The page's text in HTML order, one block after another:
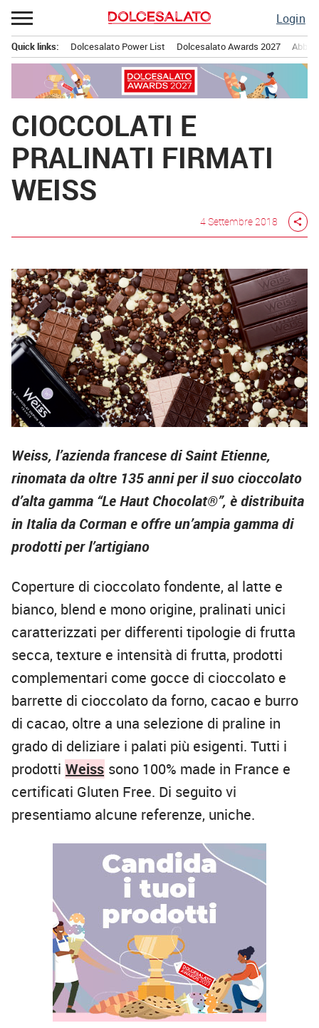
Passa
al
contenuto
Login
principale
Quick links: Dolcesalato Power List Dolcesalato Awards 2027
CIOCCOLATI E
PRALINATI FIRMATI
WEISS
4 Settembre 2018 share
Weiss, l’azienda francese di Saint Etienne,
rinomata da oltre 135 anni per il suo cioccolato
d’alta gamma “Le Haut Chocolat®”, è distribuita
in Italia da Corman e offre un’ampia gamma di
prodotti per l’artigiano
Coperture di cioccolato fondente, al latte e
bianco, blend e mono origine, pralinati unici
caratterizzati per differenti tipologie di frutta
secca, texture e intensità di frutta, prodotti
complementari come gocce di cioccolato e
barrette di cioccolato da forno, cacao e burro
di cacao, oltre a una selezione di praline in
grado di deliziare i palati più esigenti. Tutti i
prodotti Weiss sono 100% made in France e
certificati Gluten Free. Di seguito vi
presentiamo alcune referenze, uniche.